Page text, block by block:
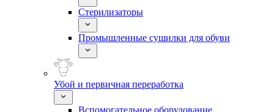
Стерилизаторы
Промышленные сушилки для обуви
Убой и первичная переработка
Вспомогательное оборудование